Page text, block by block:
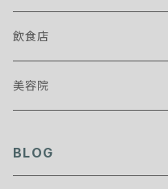
飲食店
美容院
BLOG